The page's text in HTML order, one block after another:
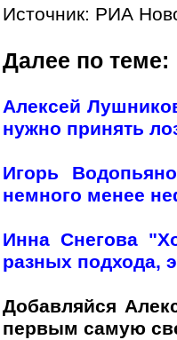
Источник: РИА
Далее по теме:
Алексей
нужно принять
Игорь
немного менее
Инна Снегова
разных подхода,
Добавляйся
первым самую